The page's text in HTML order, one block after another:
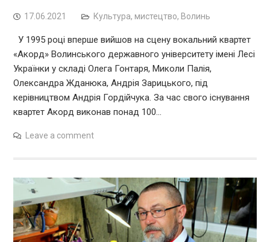
17.06.2021 Культура, мистецтво, Волинь
У 1995 році вперше вийшов на сцену вокальний квартет
«Акорд» Волинського державного університету імені Лесі
Українки у складі Олега Гонтаря, Миколи Палія,
Олександра Жданюка, Андрія Зарицького, під
керівництвом Андрія Гордійчука. За час свого існування
квартет Акорд виконав понад 100…
Leave a comment